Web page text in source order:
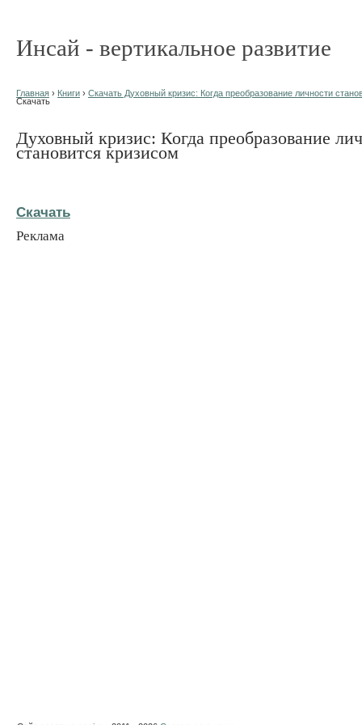
Инсай - вертикальное развитие
Главная › Книги › Скачать Духовный кризис: Когда преобразование личности
Скачать
Духовный кризис: Когда преобразование
становится кризисом
Скачать
Реклама